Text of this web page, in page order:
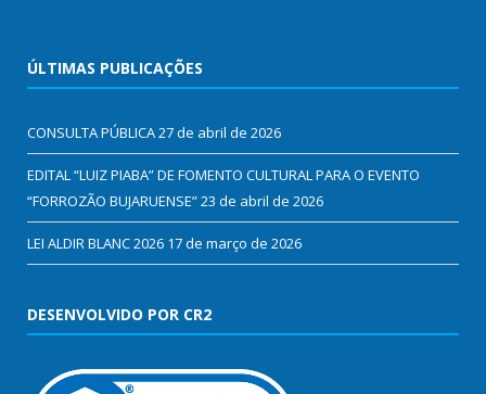
ÚLTIMAS PUBLICAÇÕES
CONSULTA PÚBLICA27 de abril de 2026
EDITAL “LUIZ PIABA” DE FOMENTO CULTURAL PARA O EVENTO
“FORROZÃO BUJARUENSE”23 de abril de 2026
LEI ALDIR BLANC 2026 17 de março de 2026
DESENVOLVIDO POR CR2